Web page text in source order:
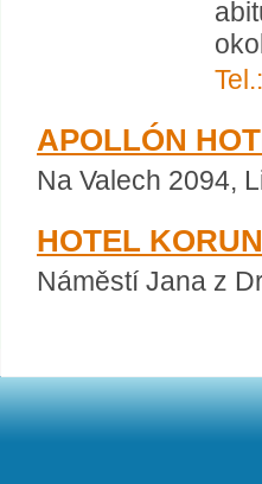
APOLLÓN
Na Valech 2094,
HOTEL
Náměstí Jana z